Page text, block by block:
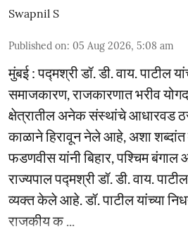
Swapnil S
Published on: 05 Aug 2026, 5:08 am
मुंबई : पद्मश्री डॉ. डी. वाय. पाटील
समाजकारण, राजकारणात भरीव
क्षेत्रातील अनेक संस्थांचे आधारवड
काळाने हिरावून नेले आहे, अशा
फडणवीस यांनी बिहार, पश्चिम बंगाल
राज्यपाल पद्मश्री डॉ. डी. वाय.
व्यक्त केले आहे. डॉ. पाटील यांच्या
राजकीय क ...